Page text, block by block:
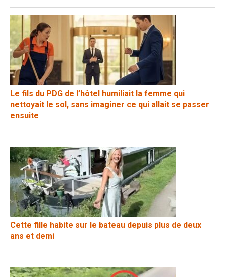
Le fils du PDG de l’hôtel humiliait la femme qui
nettoyait le sol, sans imaginer ce qui allait se passer
ensuite
Cette fille habite sur le bateau depuis plus de deux
ans et demi